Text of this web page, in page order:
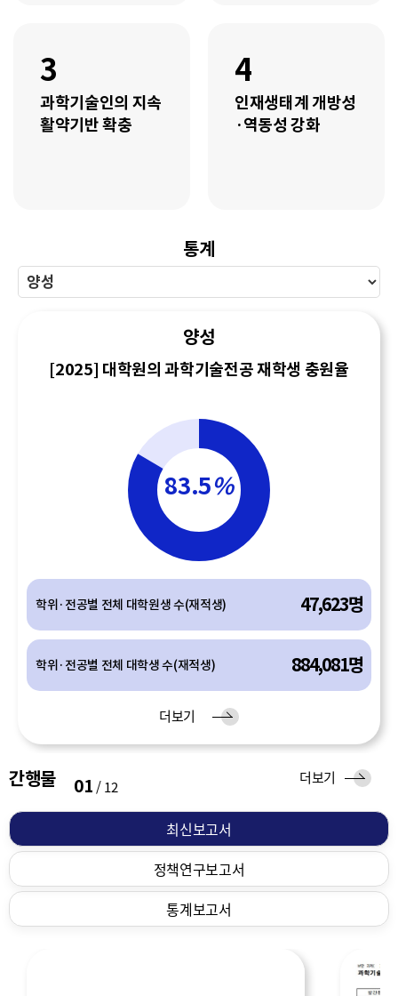
3
과학기술인의 지속
활약기반 확충
4
인재생태계 개방성
·역동성 강화
통계
양성
[2025] 대학원의 과학기술전공 재학생 충원율
83.5%
학위·전공별 전체 대학원생 수(재적생) 47,623명
학위·전공별 전체 대학생 수(재적생) 884,081명
유
더보기
간행물 01/12
최신보고서
정책연구보고서
통계보고서
간
물
더보기